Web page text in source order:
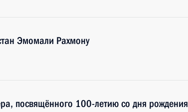
Эмомали Рахмону
посвящённого 100-летию со дня рождения